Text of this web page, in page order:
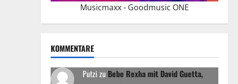
Musicmaxx - Goodmusic ONE
KOMMENTARE
Putzi zu Bebe Rexha mit David Guetta,